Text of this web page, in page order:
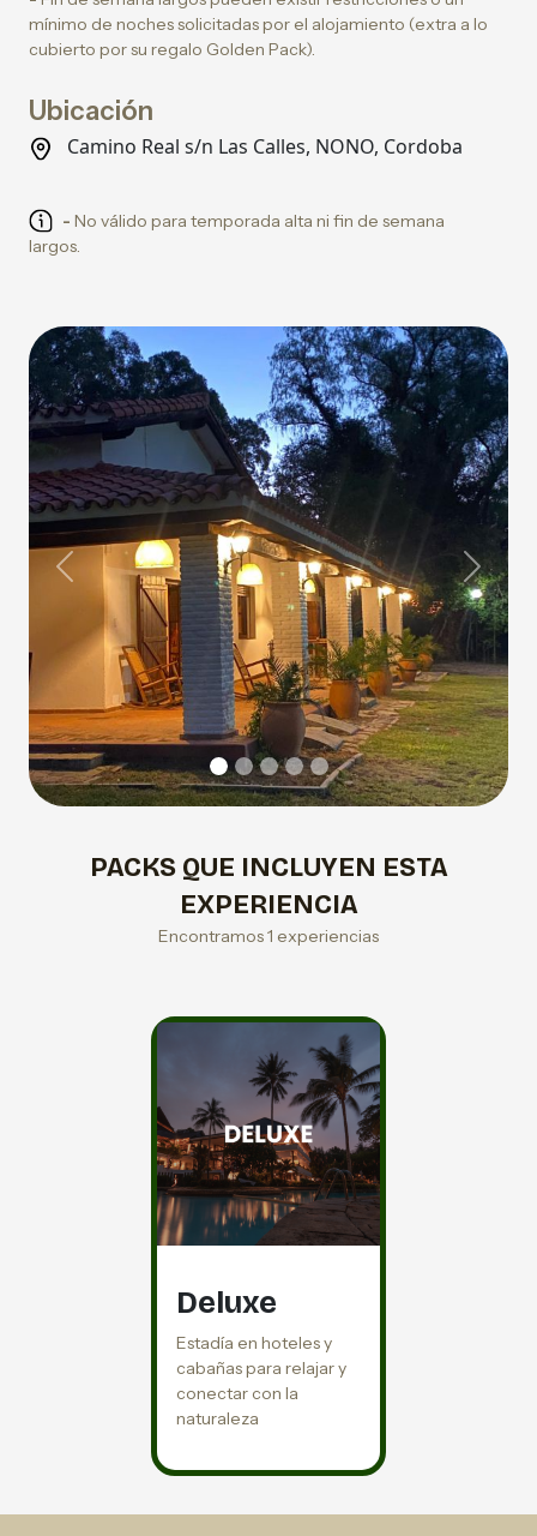
mínimo de noches solicitadas por el alojamiento (extra a lo
cubierto por su regalo Golden Pack).
Ubicación
Camino Real s/n Las Calles, NONO, Cordoba
- No válido para temporada alta ni fin de semana
largos.
Previous Next
PACKS QUE INCLUYEN ESTA
EXPERIENCIA
Encontramos 1 experiencias
Deluxe
Estadía en hoteles y
cabañas para relajar y
conectar con la
naturaleza